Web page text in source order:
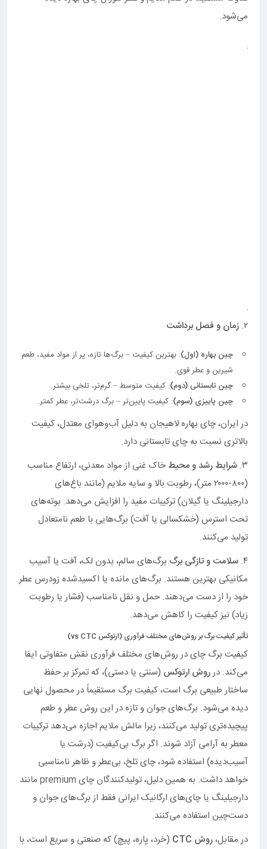
می‌شود.
۲. زمان و فصل برداشت
چین بهاره (اول): بهترین کیفیت – برگ‌ها تازه، پر از مواد مفید، طعم
شیرین و عطر قوی.
چین تابستانی (دوم): کیفیت متوسط – گرم‌تر، تلخی بیشتر.
چین پاییزی (سوم): کیفیت پایین‌تر – برگ درشت‌تر، عطر کمتر.
در ایران، چای بهاره لاهیجان به دلیل آب‌وهوای معتدل، کیفیت
بالاتری نسبت به چای تابستانی دارد.
۳. شرایط رشد و محیط خاک غنی از مواد معدنی، ارتفاع مناسب
(۸۰۰-۲۰۰۰ متر)، رطوبت بالا و سایه ملایم (مانند باغ‌های
دارجیلینگ یا گیلان) ترکیبات مفید را افزایش می‌دهد. بوته‌های
تحت استرس (خشکسالی یا آفت) برگ‌هایی با طعم نامتعادل
تولید می‌کنند.
۴. سلامت و تازگی برگ برگ‌های سالم، بدون لک، آفت یا آسیب
مکانیکی بهترین هستند. برگ‌های مانده یا اکسیدشده زودرس عطر
خود را از دست می‌دهند. حمل و نقل نامناسب (فشار یا رطوبت
زیاد) نیز کیفیت را کاهش می‌دهد.
تأثیر کیفیت برگ بر روش‌های مختلف فرآوری (ارتوکس vs CTC)
کیفیت برگ چای در روش‌های مختلف فرآوری نقش متفاوتی ایفا
می‌کند. درروش ارتوکس (سنتی یا دستی)، که تمرکز بر حفظ
ساختار طبیعی برگ است، کیفیت برگ مستقیماً در محصول نهایی
دیده می‌شود. برگ‌های جوان و تازه در این روش عطر و طعم
پیچیده‌تری تولید می‌کنند، زیرا مالش ملایم اجازه می‌دهد ترکیبات
معطر به آرامی آزاد شوند. اگر برگ بی‌کیفیت (درشت یا
آسیب‌دیده) استفاده شود، چای تلخ، بی‌عطر و ظاهر نامناسبی
خواهد داشت. به همین دلیل، تولیدکنندگان چای premium مانند
دارجیلینگ یا چای‌های ارگانیک ایرانی فقط از برگ‌های جوان و
دست‌چین استفاده می‌کنند.
در مقابل،روش CTC (خرد، پاره، پیچ) که صنعتی و سریع است، با